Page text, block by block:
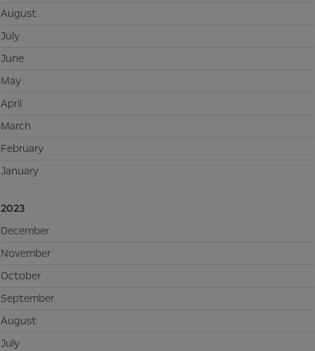
August
July
June
May
April
March
February
January
2023
December
November
October
September
August
July